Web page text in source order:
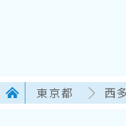
東京都 西